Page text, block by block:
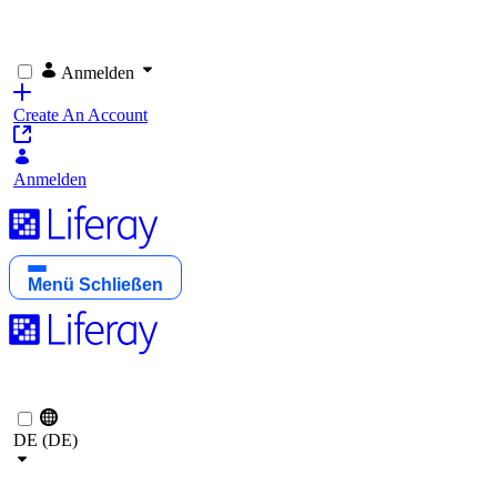
Anmelden
Create An Account
Anmelden
Menü Schließen
DE (DE)